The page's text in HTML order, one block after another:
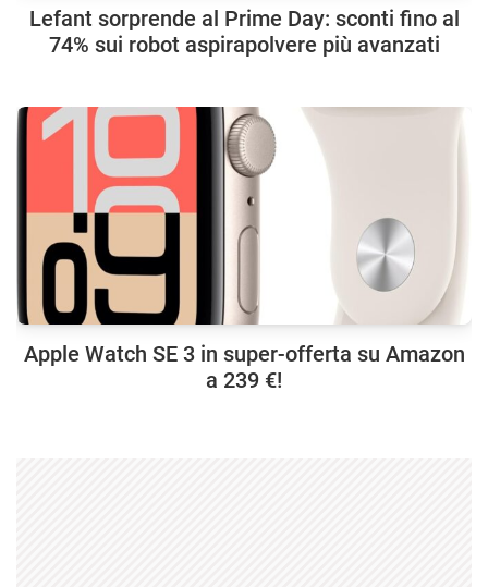
Lefant sorprende al Prime Day: sconti fino al
74% sui robot aspirapolvere più avanzati
Apple Watch SE 3 in super-offerta su Amazon
a 239 €!